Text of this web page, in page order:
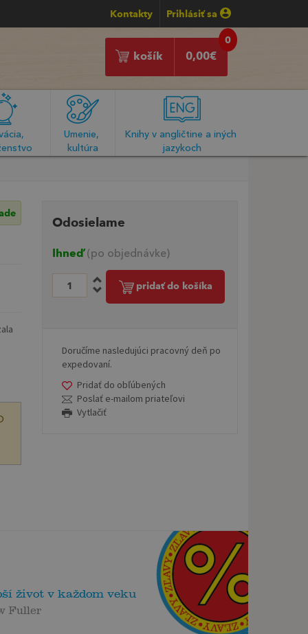
Kontakty Prihlásiť sa
0
0,00€
košík
Umenie,
kultúra
Knihy v angličtine a iných
jazykoch
Odosielame
Ihneď(po objednávke)
pridať do košíka
Doručíme nasledujúci pracovný deň po
expedovaní.
Pridať do obľúbených
Poslať e-mailom priateľovi
Vytlačiť
život v každom veku
Fuller